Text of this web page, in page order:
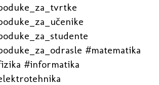
#matematika
#informatika